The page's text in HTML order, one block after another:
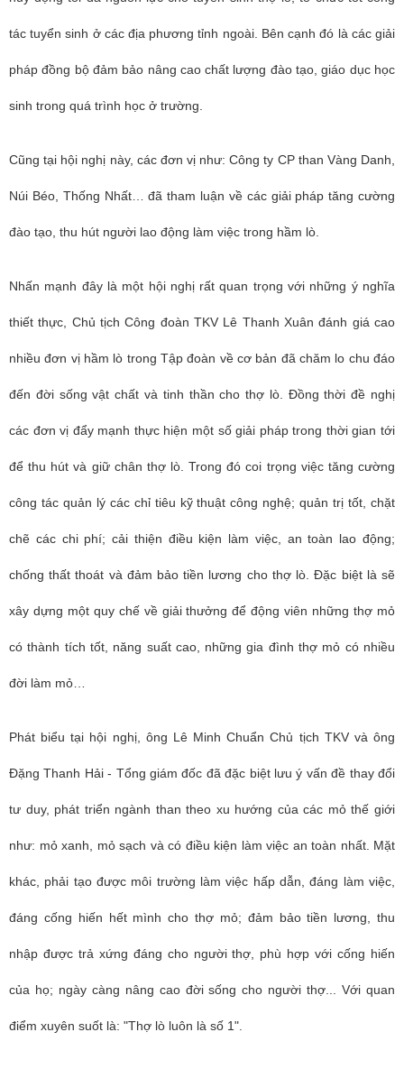
tác tuyển sinh ở các địa phương tỉnh ngoài. Bên cạnh đó là các giải
pháp đồng bộ đảm bảo nâng cao chất lượng đào tạo, giáo dục học
sinh trong quá trình học ở trường.
Cũng tại hội nghị này, các đơn vị như: Công ty CP than Vàng Danh,
Núi Béo, Thống Nhất… đã tham luận về các giải pháp tăng cường
đào tạo, thu hút người lao động làm việc trong hầm lò.
Nhấn mạnh đây là một hội nghị rất quan trọng với những ý nghĩa
thiết thực, Chủ tịch Công đoàn TKV Lê Thanh Xuân đánh giá cao
nhiều đơn vị hầm lò trong Tập đoàn về cơ bản đã chăm lo chu đáo
đến đời sống vật chất và tinh thần cho thợ lò. Đồng thời đề nghị
các đơn vị đẩy mạnh thực hiện một số giải pháp trong thời gian tới
để thu hút và giữ chân thợ lò. Trong đó coi trọng việc tăng cường
công tác quản lý các chỉ tiêu kỹ thuật công nghệ; quản trị tốt, chặt
chẽ các chi phí; cải thiện điều kiện làm việc, an toàn lao động;
chống thất thoát và đảm bảo tiền lương cho thợ lò. Đặc biệt là sẽ
xây dựng một quy chế về giải thưởng để động viên những thợ mỏ
có thành tích tốt, năng suất cao, những gia đình thợ mỏ có nhiều
đời làm mỏ…
Phát biểu tại hội nghị, ông Lê Minh Chuẩn Chủ tịch TKV và ông
Đặng Thanh Hải - Tổng giám đốc đã đặc biệt lưu ý vấn đề thay đổi
tư duy, phát triển ngành than theo xu hướng của các mỏ thế giới
như: mỏ xanh, mỏ sạch và có điều kiện làm việc an toàn nhất. Mặt
khác, phải tạo được môi trường làm việc hấp dẫn, đáng làm việc,
đáng cống hiến hết mình cho thợ mỏ; đảm bảo tiền lương, thu
nhập được trả xứng đáng cho người thợ, phù hợp với cống hiến
của họ; ngày càng nâng cao đời sống cho người thợ... Với quan
điểm xuyên suốt là: "Thợ lò luôn là số 1".